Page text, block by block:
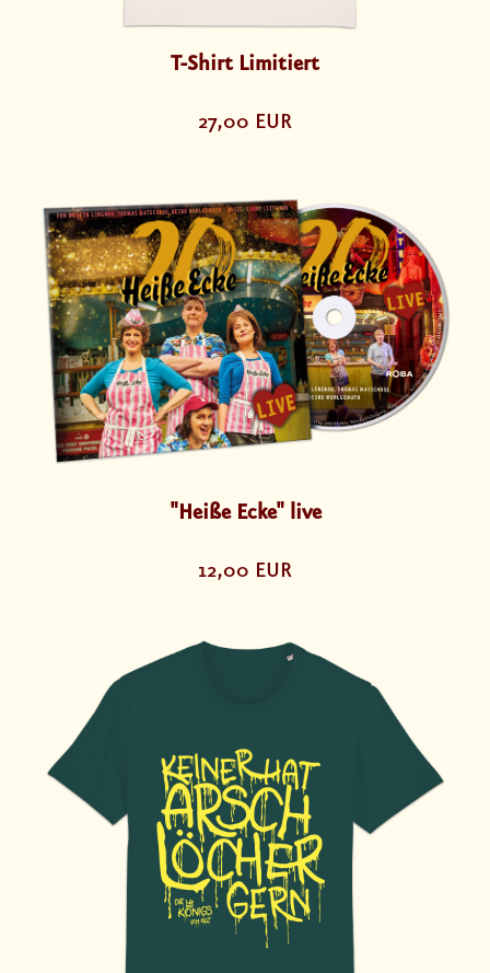
T-Shirt Limitiert
27,00 EUR
"Heiße Ecke" live
12,00 EUR